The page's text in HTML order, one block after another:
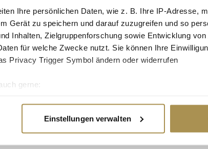
Ihre persönlichen Daten, wie z. B. Ihre IP-Adresse,
Gerät zu speichern und darauf zuzugreifen und so
Inhalten, Zielgruppenforschung sowie Entwicklung
für welche Zwecke nutzt. Sie können Ihre
Privacy Trigger Symbol ändern oder widerrufen
gerne:
persönlichen Daten verarbeitet werden, und legen Sie
Einstellungen verwalten
Wien für den "Saubermann" der
der Reinigungskräfte, Gerhard
Komarek wurde das Goldene
seiner Begrüßungsrede im Roten Salon
die...
Hallmann verliehen